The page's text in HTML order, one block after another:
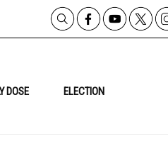
DOSE ELECTION